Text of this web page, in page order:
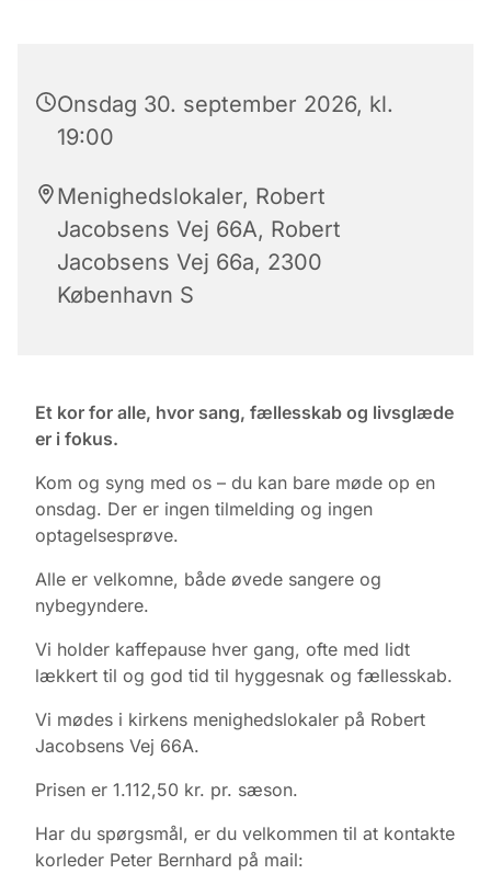
Onsdag 30. september 2026, kl.
19:00
Menighedslokaler, Robert
Jacobsens Vej 66A, Robert
Jacobsens Vej 66a, 2300
København S
Et kor for alle, hvor sang, fællesskab og livsglæde
er i fokus.
Kom og syng med os – du kan bare møde op en
onsdag. Der er ingen tilmelding og ingen
optagelsesprøve.
Alle er velkomne, både øvede sangere og
nybegyndere.
Vi holder kaffepause hver gang, ofte med lidt
lækkert til og god tid til hyggesnak og fællesskab.
Vi mødes i kirkens menighedslokaler på Robert
Jacobsens Vej 66A.
Prisen er 1.112,50 kr. pr. sæson.
Har du spørgsmål, er du velkommen til at kontakte
korleder Peter Bernhard på mail: